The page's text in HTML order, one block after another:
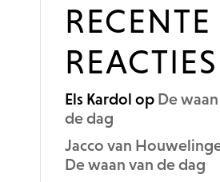
RECENTE
REACTIES
Els Kardol op De
de dag
Jacco van
De waan van de dag